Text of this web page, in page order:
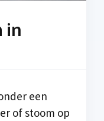
in
een
of stoom op